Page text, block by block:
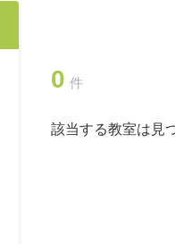
0 件
該当する教室は見